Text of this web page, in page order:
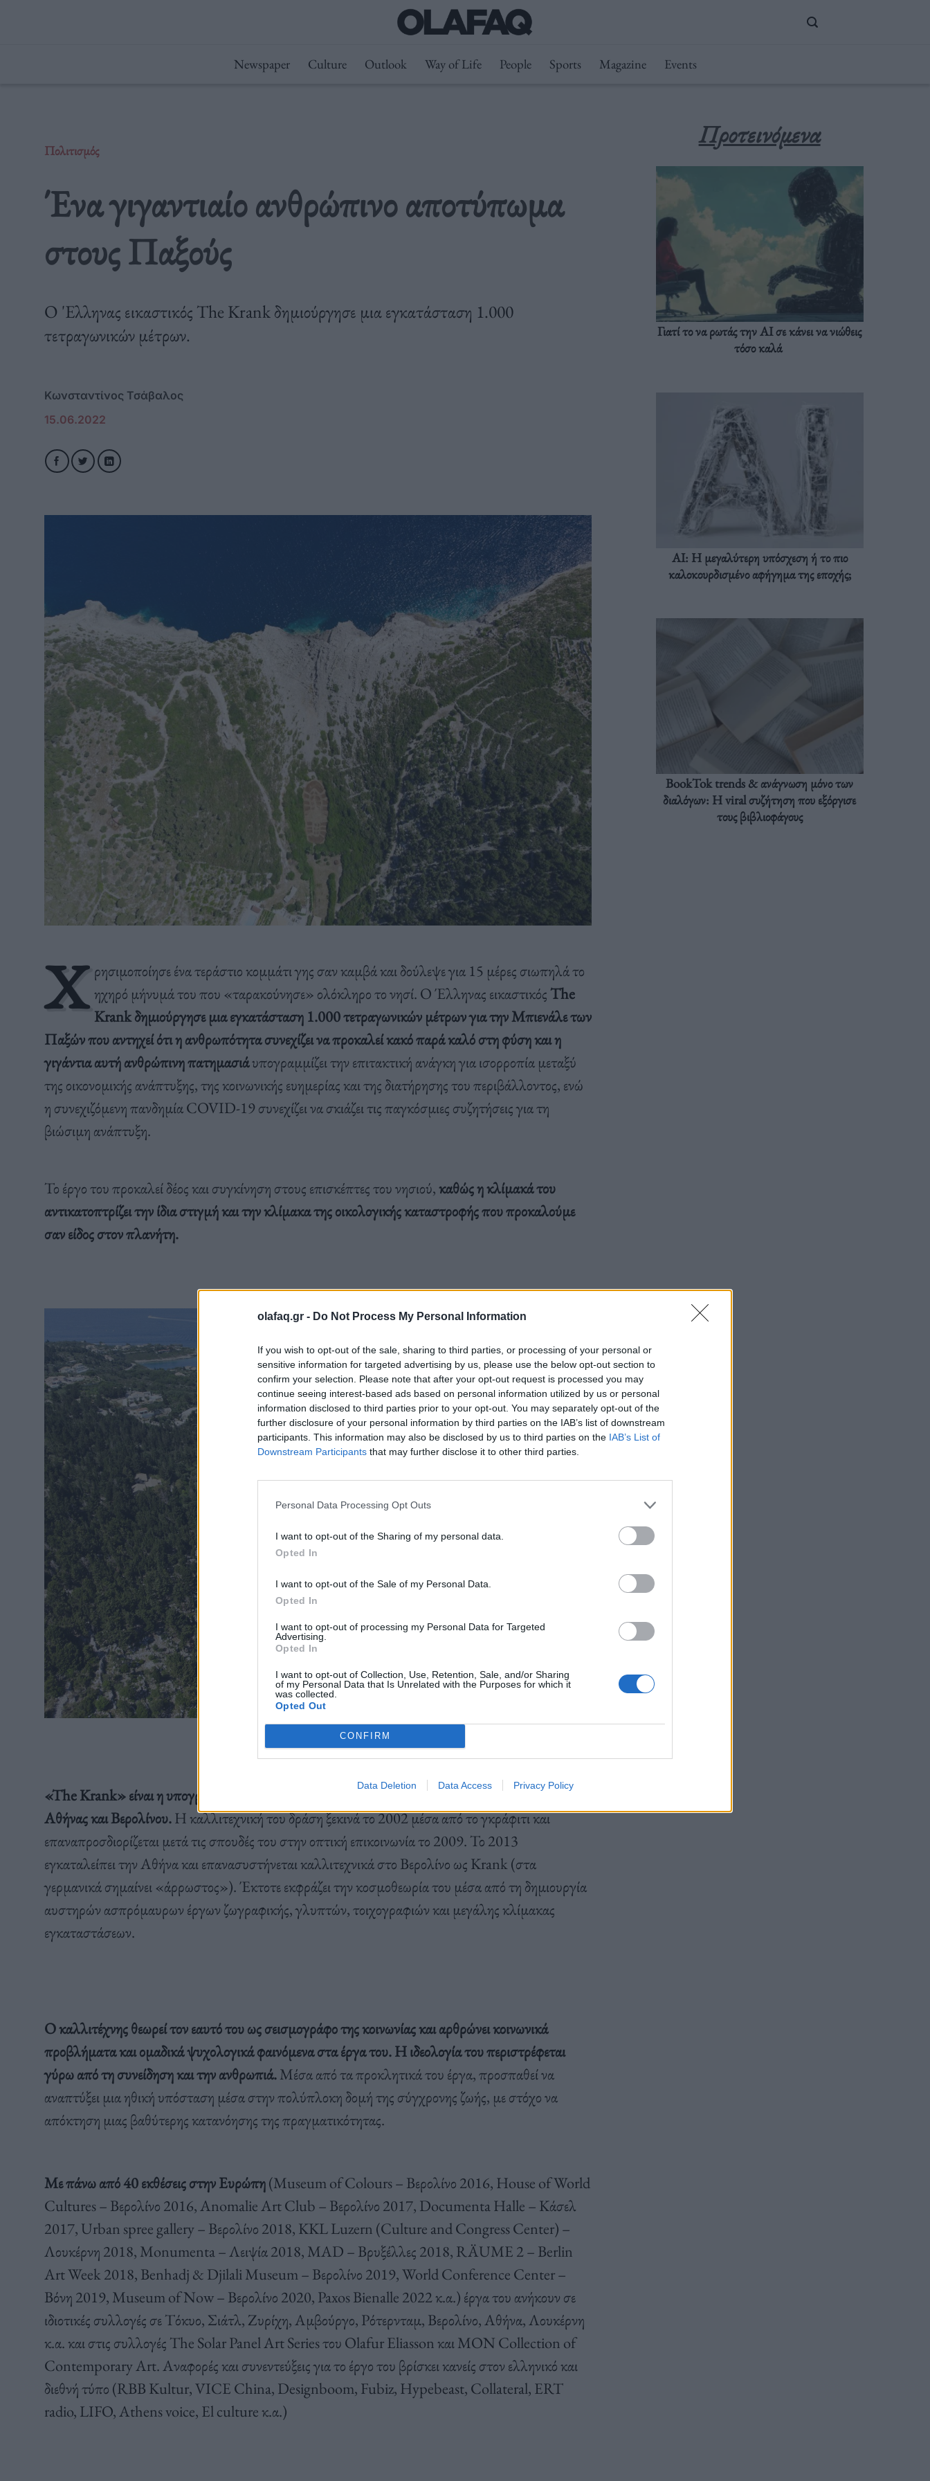
olafaq.gr - Do Not Process My Personal Information
If you wish to opt-out of the sale, sharing to third parties, or processing of your personal or
sensitive information for targeted advertising by us, please use the below opt-out section to
confirm your selection. Please note that after your opt-out request is processed you may
continue seeing interest-based ads based on personal information utilized by us or personal
information disclosed to third parties prior to your opt-out. You may separately opt-out of the
further disclosure of your personal information by third parties on the IAB’s list of downstream
participants. This information may also be disclosed by us to third parties on the IAB’s List of
Downstream Participants that may further disclose it to other third parties.
Personal Data Processing Opt Outs
I want to opt-out of the Sharing of my personal data.
Opted In
I want to opt-out of the Sale of my Personal Data.
Opted In
I want to opt-out of processing my Personal Data for Targeted
Advertising.
Opted In
I want to opt-out of Collection, Use, Retention, Sale, and/or Sharing
of my Personal Data that Is Unrelated with the Purposes for which it
was collected.
Opted Out
CONFIRM
Data Deletion Data Access Privacy Policy
Newspaper Culture Outlook Way of Life People Sports Magazine Events
Πολιτισμός
Ένα γιγαντιαίο ανθρώπινο αποτύπωμα
στους Παξούς
Ο 'Eλληνας εικαστικός The Krank δημιούργησε μια εγκατάσταση 1.000
τετραγωνικών μέτρων.
Κωνσταντίνος Τσάβαλος
15.06.2022
Χ ρησιμοποίησε ένα τεράστιο κομμάτι γης σαν καμβά και δούλεψε για 15 μέρες σιωπηλά το
ηχηρό μήνυμά του που «ταρακούνησε» ολόκληρο το νησί. Ο Έλληνας εικαστικός The
Krank δημιούργησε μια εγκατάσταση 1.000 τετραγωνικών μέτρων για την Μπιενάλε των
Παξών που αντηχεί ότι η ανθρωπότητα συνεχίζει να προκαλεί κακό παρά καλό στη φύση και η
γιγάντια αυτή ανθρώπινη πατημασιάυπογραμμίζει την επιτακτική ανάγκη για ισορροπία μεταξύ
της οικονομικής ανάπτυξης, της κοινωνικής ευημερίας και της διατήρησης του περιβάλλοντος, ενώ
η συνεχιζόμενη πανδημία COVID-19 συνεχίζει να σκιάζει τις παγκόσμιες συζητήσεις για τη
βιώσιμη ανάπτυξη.
Το έργο του προκαλεί δέος και συγκίνηση στους επισκέπτες του νησιού,καθώς η κλίμακά του
αντικατοπτρίζει την ίδια στιγμή και την κλίμακα της οικολογικής καταστροφής που προκαλούμε
σαν είδος στον πλανήτη.
«The Krank» είναι η υπογραφή του 24χρονου Έλληνα εικαστικού που ζει και δημιουργεί μεταξύ
Αθήνας και Βερολίνου.Η καλλιτεχνική του δράση ξεκινά το 2002 μέσα από το γκράφιτι και
επαναπροσδιορίζεται μετά τις σπουδές του στην οπτική επικοινωνία το 2009. Το 2013
εγκαταλείπει την Αθήνα και επανασυστήνεται καλλιτεχνικά στο Βερολίνο ως Krank (στα
γερμανικά σημαίνει «άρρωστος»). Έκτοτε εκφράζει την κοσμοθεωρία του μέσα από τη δημιουργία
αυστηρών ασπρόμαυρων έργων ζωγραφικής, γλυπτών, τοιχογραφιών και μεγάλης κλίμακας
εγκαταστάσεων.
Ο καλλιτέχνης θεωρεί τον εαυτό του ως σεισμογράφο της κοινωνίας και αρθρώνει κοινωνικά
προβλήματα και ομαδικά ψυχολογικά φαινόμενα στα έργα του. Η ιδεολογία του περιστρέφεται
γύρω από τη συνείδηση και την ανθρωπιά.Μέσα από τα προκλητικά του έργα, προσπαθεί να
αναπτύξει μια ηθική υπόσταση μέσα στην πολύπλοκη δομή της σύγχρονης ζωής, με στόχο να
απόκτηση μιας βαθύτερης κατανόησης της πραγματικότητας.
Με πάνω από 40 εκθέσεις στην Ευρώπη(Museum of Colours – Βερολίνο 2016, House of World
Cultures – Βερολίνο 2016, Anomalie Art Club – Βερολίνο 2017, Documenta Halle – Κάσελ
2017, Urban spree gallery – Βερολίνο 2018, KKL Luzern (Culture and Congress Center) –
Λουκέρνη 2018, Monumenta – Λειψία 2018, MAD – Βρυξέλλες 2018, RÄUME 2 – Berlin
Art Week 2018, Benhadj & Djilali Museum – Βερολίνο 2019, World Conference Center –
Βόνη 2019, Museum of Now – Βερολίνο 2020, Paxos Bienalle 2022 κ.α.) έργα του ανήκουν σε
ιδιοτικές συλλογές σε Τόκυο, Σιάτλ, Ζυρίχη, Αμβούργο, Ρότερνταμ, Βερολίνο, Αθήνα, Λουκέρνη
κ.α. και στις συλλογές The Solar Panel Art Series του Olafur Eliasson και MON Collection of
Contemporary Art. Αναφορές και συνεντεύξεις για το έργο του βρίσκει κανείς στον ελληνικό και
διεθνή τύπο (RBB Kultur, VICE China, Designboom, Fubiz, Hypebeast, Collateral, ERT
radio, LIFO, Athens voice, El culture κ.α.)
Προτεινόμενα
Γιατί το να ρωτάς την AI σε κάνει να νιώθεις
τόσο καλά
AI: Η μεγαλύτερη υπόσχεση ή το πιο
καλοκουρδισμένο αφήγημα της εποχής;
BookTok trends & ανάγνωση μόνο των
διαλόγων: Η viral συζήτηση που εξόργισε
τους βιβλιοφάγους